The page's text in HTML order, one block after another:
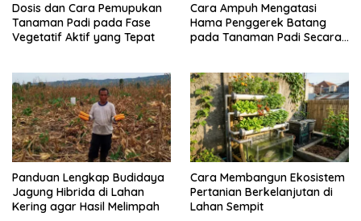
Dosis dan Cara Pemupukan
Tanaman Padi pada Fase
Vegetatif Aktif yang Tepat
Cara Ampuh Mengatasi
Hama Penggerek Batang
pada Tanaman Padi Secara
Panduan Lengkap Budidaya
Jagung Hibrida di Lahan
Kering agar Hasil Melimpah
Cara Membangun Ekosistem
Pertanian Berkelanjutan di
Lahan Sempit